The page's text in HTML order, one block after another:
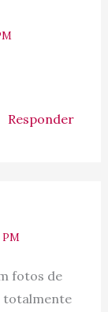
Responder
PM
fotos de
totalmente